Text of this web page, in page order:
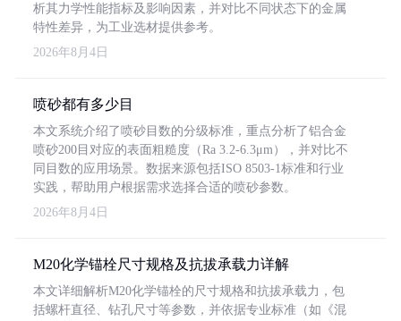
析其力学性能指标及影响因素，并对比不同状态下的金属
特性差异，为工业选材提供参考。
2026年8月4日
喷砂都有多少目
本文系统介绍了喷砂目数的分级标准，重点分析了铝合金
喷砂200目对应的表面粗糙度（Ra 3.2-6.3μm），并对比不
同目数的应用场景。数据来源包括ISO 8503-1标准和行业
实践，帮助用户根据需求选择合适的喷砂参数。
2026年8月4日
M20化学锚栓尺寸规格及抗拔承载力详解
本文详细解析M20化学锚栓的尺寸规格和抗拔承载力，包
括螺杆直径、钻孔尺寸等参数，并依据专业标准（如《混